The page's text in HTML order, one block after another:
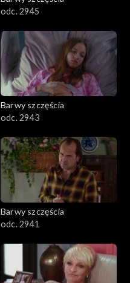
odc. 2945
Barwy szczęścia
odc. 2943
Barwy szczęścia
odc. 2941